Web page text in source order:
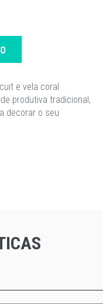
e vela coral
produtiva tradicional,
decorar o seu